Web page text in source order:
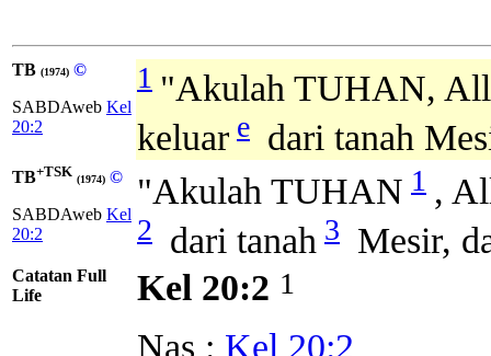
TB (1974) ©
SABDAweb Kel
20:2
1 "Akulah TUHAN,
keluar e dari tanah
TB+TSK (1974) ©
SABDAweb Kel
20:2
"Akulah TUHAN 1 ,
2 dari tanah 3 Mesir,
Catatan Full
Life
Kel 20:2 1
Nas : Kel 20:2